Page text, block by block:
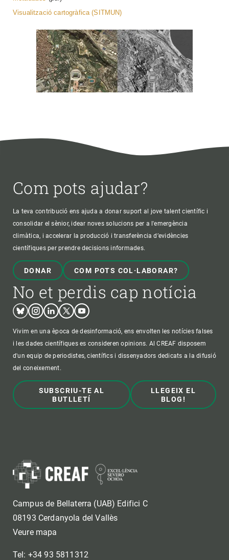
Visualització cartogràfica (SITMUN)
Com pots ajudar?
La teva contribució ens ajuda a donar suport al jove talent científic i
consolidar el sènior, idear noves solucions per a l'emergència
climàtica, i accelerar la producció i transferència d’evidències
científiques per prendre decisions informades.
DONAR COM POTS COL·LABORAR?
No et perdis cap notícia
BlueskyInstagram
LinkedinTwitterYoutube
Vivim en una època de desinformació, ens envolten les notícies falses
i les dades científiques es consideren opinions. Al CREAF disposem
d'un equip de periodistes, científics i dissenyadors dedicats a la difusió
del coneixement.
SUBSCRIU-TE AL
BUTLLETÍ
LLEGEIX EL
BLOG!
Campus de Bellaterra (UAB) Edifici C
08193 Cerdanyola del Vallès
Veure mapa
Tel: +34 93 5811312